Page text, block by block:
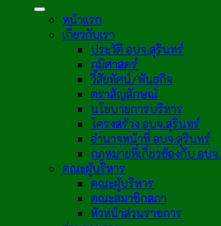
หน้าแรก
เกี่ยวกับเรา
ประวัติ อบจ.สุรินทร์
ภูมิศาสตร์
วิสัยทัศน์/พันธกิจ
ตราสัญลักษณ์
นโยบายการบริหาร
โครงสร้าง อบจ.สุรินทร์
อำนาจหน้าที่ อบจ.สุรินทร์
กฎหมายที่เกี่ยวข้องกับ อบจ.
คณะผู้บริหาร
คณะผู้บริหาร
คณะสมาชิกสภา
หัวหน้าส่วนราชการ